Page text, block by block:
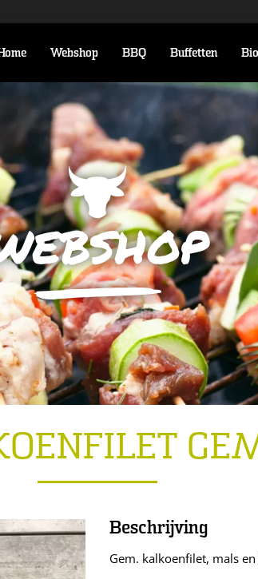
Webshop BBQ Buffetten
Beschrijving
Gem. kalkoenfilet, mals